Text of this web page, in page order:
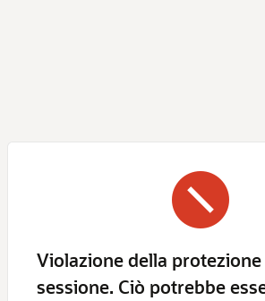
Violazione della
sessione. Ciò potrebbe